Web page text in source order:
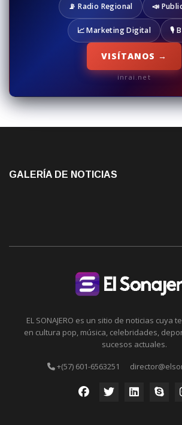
📡 Radio Regional 📣
📈 Marketing Digital 🎙️
VISÍTANOS →
inrai.net
GALERÍA DE NOTICIAS
EL SONAJERO es un sitio de noticias cuya
en cultura pop, música, celebridades,
sucesos actuales.
+(57) 601-6563251